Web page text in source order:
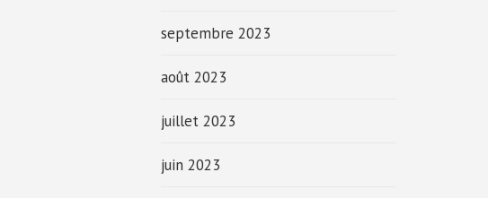
septembre 2023
août 2023
juillet 2023
juin 2023